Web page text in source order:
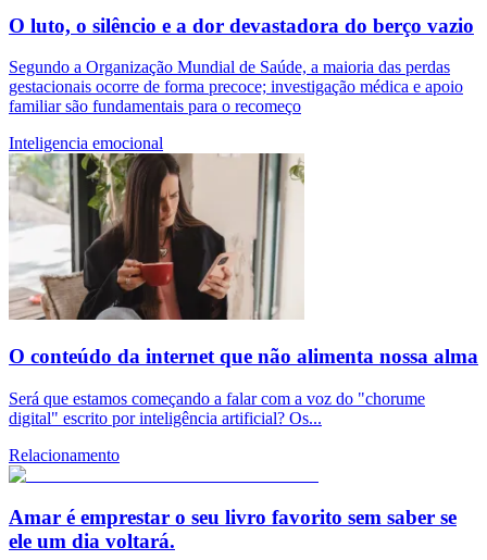
O luto, o silêncio e a dor devastadora do berço vazio
Segundo a Organização Mundial de Saúde, a maioria das perdas
gestacionais ocorre de forma precoce; investigação médica e apoio
familiar são fundamentais para o recomeço
Inteligencia emocional
O conteúdo da internet que não alimenta nossa alma
Será que estamos começando a falar com a voz do "chorume
digital" escrito por inteligência artificial? Os...
Relacionamento
Amar é emprestar o seu livro favorito sem saber se
ele um dia voltará.